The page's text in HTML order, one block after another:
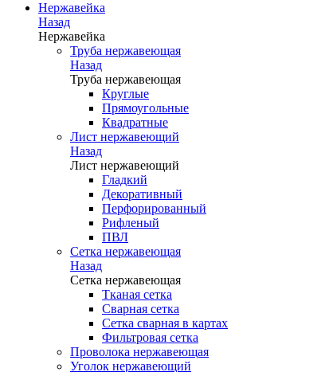
Нержавейка
Назад
Нержавейка
Труба нержавеющая
Назад
Труба нержавеющая
Круглые
Прямоугольные
Квадратные
Лист нержавеющий
Назад
Лист нержавеющий
Гладкий
Декоративный
Перфорированный
Рифленый
ПВЛ
Сетка нержавеющая
Назад
Сетка нержавеющая
Тканая сетка
Сварная сетка
Сетка сварная в картах
Фильтровая сетка
Проволока нержавеющая
Уголок нержавеющий